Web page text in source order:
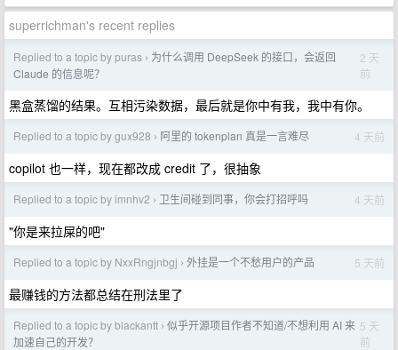
superrichman's recent replies
Replied to a topic by puras › 为什么调用 DeepSeek 的接口，会返回
Claude 的信息呢？
2 天
前
黑盒蒸馏的结果。互相污染数据，最后就是你中有我，我中有你。
Replied to a topic by gux928 › 阿里的 tokenplan 真是一言难尽 4 天前
copilot 也一样，现在都改成 credit 了，很抽象
Replied to a topic by imnhv2 › 卫生间碰到同事，你会打招呼吗 4 天前
"你是来拉屎的吧"
Replied to a topic by NxxRngjnbgj › 外挂是一个不愁用户的产品 5 天前
最赚钱的方法都总结在刑法里了
Replied to a topic by blackantt › 似乎开源项目作者不知道/不想利用 AI 来
加速自己的开发？
5 天
前